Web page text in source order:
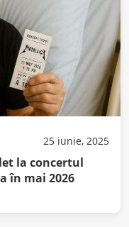
25 iunie, 2025
la concertul
în mai 2026